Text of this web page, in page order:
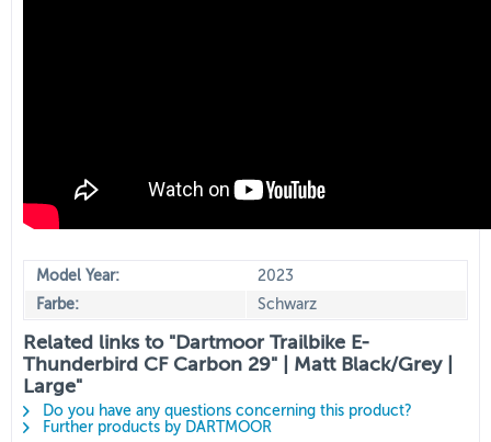
Model Year:
2023
Farbe:
Schwarz
Related links to "Dartmoor Trailbike E-
Thunderbird CF Carbon 29" | Matt Black/Grey |
Large"
Do you have any questions concerning this product?
Further products by DARTMOOR